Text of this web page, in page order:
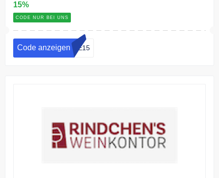
15%
CODE NUR BEI UNS
Code anzeigen DE15